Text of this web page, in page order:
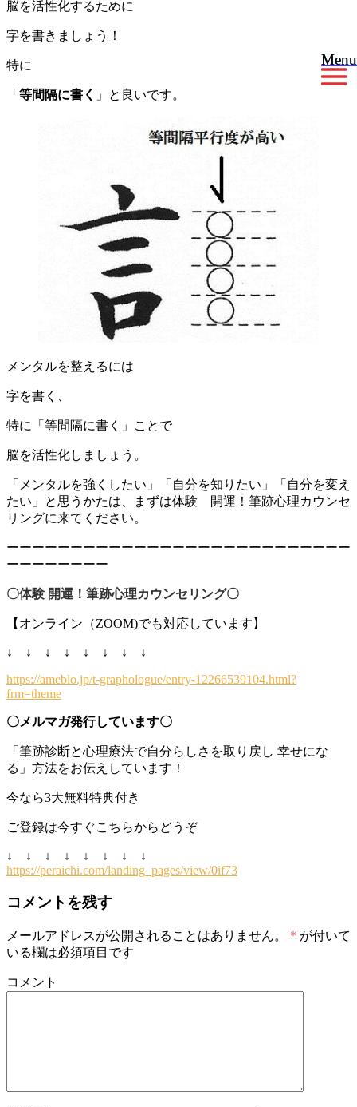
Menu
Menu
脳を活性化するために
字を書きましょう！
特に
「 等間隔に書く 」と良いです。
メンタルを整えるには
字を書く、
特に「等間隔に書く」ことで
脳を活性化しましょう。
「メンタルを強くしたい」「自分を知りたい」「自分を変え
たい」と思うかたは、まずは体験 開運！筆跡心理カウンセ
リングに来てください。
ーーーーーーーーーーーーーーーーーーーーーーーーーーー
ーーーーーーーー
〇体験 開運！筆跡心理カウンセリング〇
【オンライン（ZOOM)でも対応しています】
↓ ↓ ↓ ↓ ↓ ↓ ↓ ↓
https://ameblo.jp/t-graphologue/entry-12266539104.html?
frm=theme
〇メルマガ発行しています〇
「筆跡診断と心理療法で自分らしさを取り戻し 幸せにな
る」方法をお伝えしています！
今なら3大無料特典付き
ご登録は今すぐこちらからどうぞ
↓ ↓ ↓ ↓ ↓ ↓ ↓ ↓
https://peraichi.com/landing_pages/view/0if73
コメントを残す
メールアドレスが公開されることはありません。 * が付いて
いる欄は必須項目です
コメント